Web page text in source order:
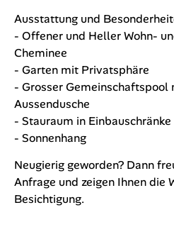
Ausstattung und
- Offener und Heller Wohn-
Cheminee
- Garten mit Privatsphäre
- Grosser Gemeinschaftspool
Aussendusche
- Stauraum in Einbauschränke
- Sonnenhang
Neugierig geworden? Dann
Anfrage und zeigen Ihnen die
Besichtigung.